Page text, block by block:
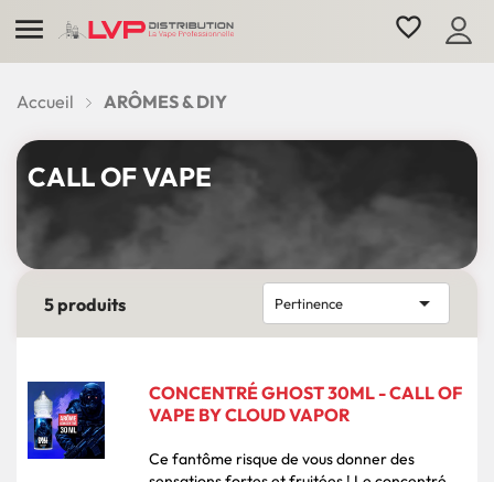
 favorite_border
Accueil ARÔMES & DIY
CALL OF VAPE
5 produits Pertinence 
CONCENTRÉ GHOST 30ML - CALL OF
VAPE BY CLOUD VAPOR
Ce fantôme risque de vous donner des